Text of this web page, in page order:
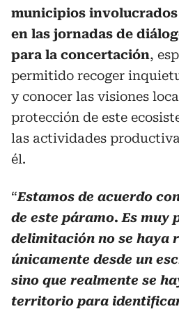
municipios
en las jornadas de
para la concertación,
permitido recoger
y conocer las visiones
protección de este
las actividades
él.
“Estamos de acuerdo
de este páramo. Es muy
delimitación no se haya
únicamente desde un
sino que realmente se
territorio para